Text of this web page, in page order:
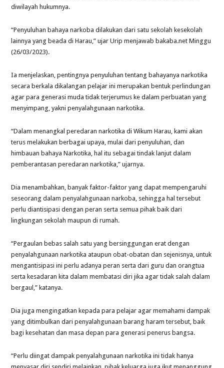
diwilayah hukumnya.
“Penyuluhan bahaya narkoba dilakukan dari satu sekolah kesekolah
lainnya yang beada di Harau,” ujar Urip menjawab bakaba.net Minggu
(26/03/2023).
Ia menjelaskan, pentingnya penyuluhan tentang bahayanya narkotika
secara berkala dikalangan pelajar ini merupakan bentuk perlindungan
agar para generasi muda tidak terjerumus ke dalam perbuatan yang
menyimpang, yakni penyalahgunaan narkotika.
“Dalam menangkal peredaran narkotika di Wikum Harau, kami akan
terus melakukan berbagai upaya, mulai dari penyuluhan, dan
himbauan bahaya Narkotika, hal itu sebagai tindak lanjut dalam
pemberantasan peredaran narkotika,” ujarnya.
Dia menambahkan, banyak faktor-faktor yang dapat mempengaruhi
seseorang dalam penyalahgunaan narkoba, sehingga hal tersebut
perlu diantisipasi dengan peran serta semua pihak baik dari
lingkungan sekolah maupun di rumah.
“Pergaulan bebas salah satu yang bersinggungan erat dengan
penyalahgunaan narkotika ataupun obat-obatan dan sejenisnya, untuk
mengantisipasi ini perlu adanya peran serta dari guru dan orangtua
serta kesadaran kita dalam membatasi diri jika agar tidak salah dalam
bergaul,” katanya.
Dia juga mengingatkan kepada para pelajar agar memahami dampak
yang ditimbulkan dari penyalahgunaan barang haram tersebut, baik
bagi kesehatan dan masa depan para generasi penerus bangsa.
“Perlu diingat dampak penyalahgunaan narkotika ini tidak hanya